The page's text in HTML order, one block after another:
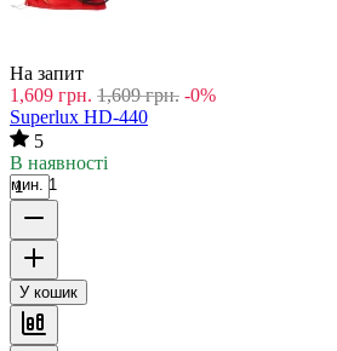
На запит
1,609 грн. 1,609 грн. -0%
Superlux HD-440
5
В наявності
мин. 1
У кошик